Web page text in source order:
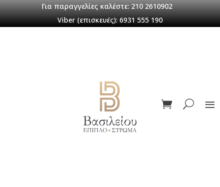
Για παραγγελίες καλέστε: 210 2610902
Viber (επισκευές): 6931 555 190